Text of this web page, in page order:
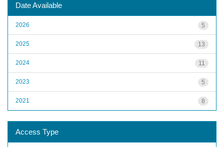
Date Available
5
2026
13
2025
11
2024
5
2023
8
2021
Access Type